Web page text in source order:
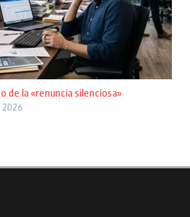
de la «renuncia silenciosa»
2026